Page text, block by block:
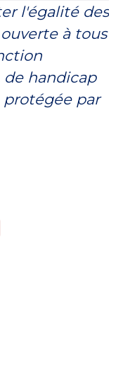
l'égalité des
à tous
de handicap
par